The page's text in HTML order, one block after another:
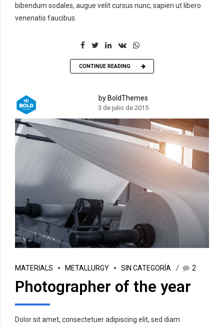
bibendum sodales, augue velit cursus nunc, sapien ut libero
venenatis faucibus.
CONTINUE READING
by BoldThemes
3 de julio de 2015
MATERIALS METALLURGY SIN CATEGORÍA 2
Photographer of the year
Dolor sit amet, consectetuer adipiscing elit, sed diam